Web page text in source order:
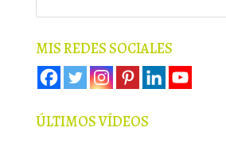
MIS REDES SOCIALES
ÚLTIMOS VÍDEOS